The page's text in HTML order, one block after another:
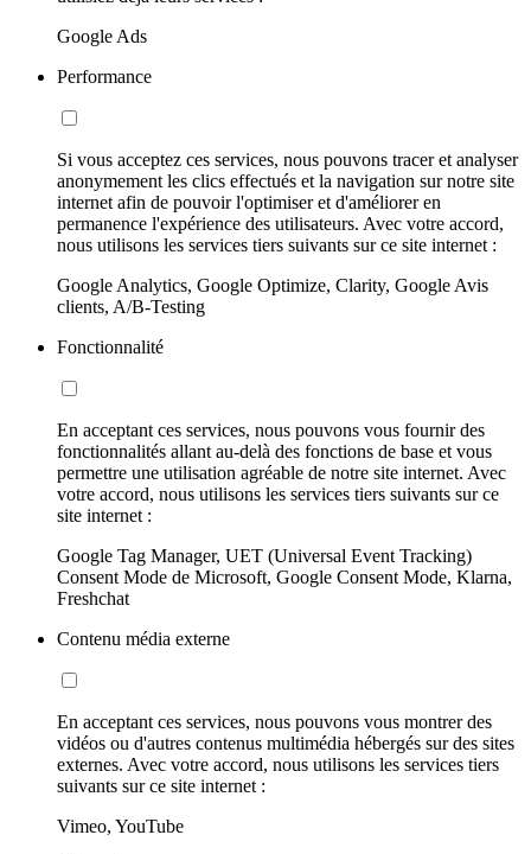
Google Ads
Performance
Si vous acceptez ces services, nous pouvons tracer et analyser
anonymement les clics effectués et la navigation sur notre site
internet afin de pouvoir l'optimiser et d'améliorer en
permanence l'expérience des utilisateurs. Avec votre accord,
nous utilisons les services tiers suivants sur ce site internet :
Google Analytics, Google Optimize, Clarity, Google Avis
clients, A/B-Testing
Fonctionnalité
En acceptant ces services, nous pouvons vous fournir des
fonctionnalités allant au-delà des fonctions de base et vous
permettre une utilisation agréable de notre site internet. Avec
votre accord, nous utilisons les services tiers suivants sur ce
site internet :
Google Tag Manager, UET (Universal Event Tracking)
Consent Mode de Microsoft, Google Consent Mode, Klarna,
Freshchat
Contenu média externe
En acceptant ces services, nous pouvons vous montrer des
vidéos ou d'autres contenus multimédia hébergés sur des sites
externes. Avec votre accord, nous utilisons les services tiers
suivants sur ce site internet :
Vimeo, YouTube